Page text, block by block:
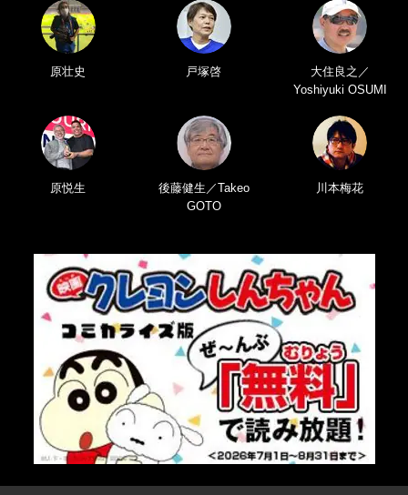
原壮史 戸塚啓
大住良之／
Yoshiyuki OSUMI
原悦生
後藤健生／Takeo
GOTO
川本梅花